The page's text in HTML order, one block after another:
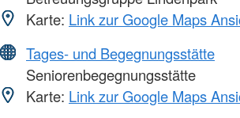
Karte: Link zur Google Maps
Tages- und Begegnungsstätte
Seniorenbegegnungsstätte
Karte: Link zur Google Maps